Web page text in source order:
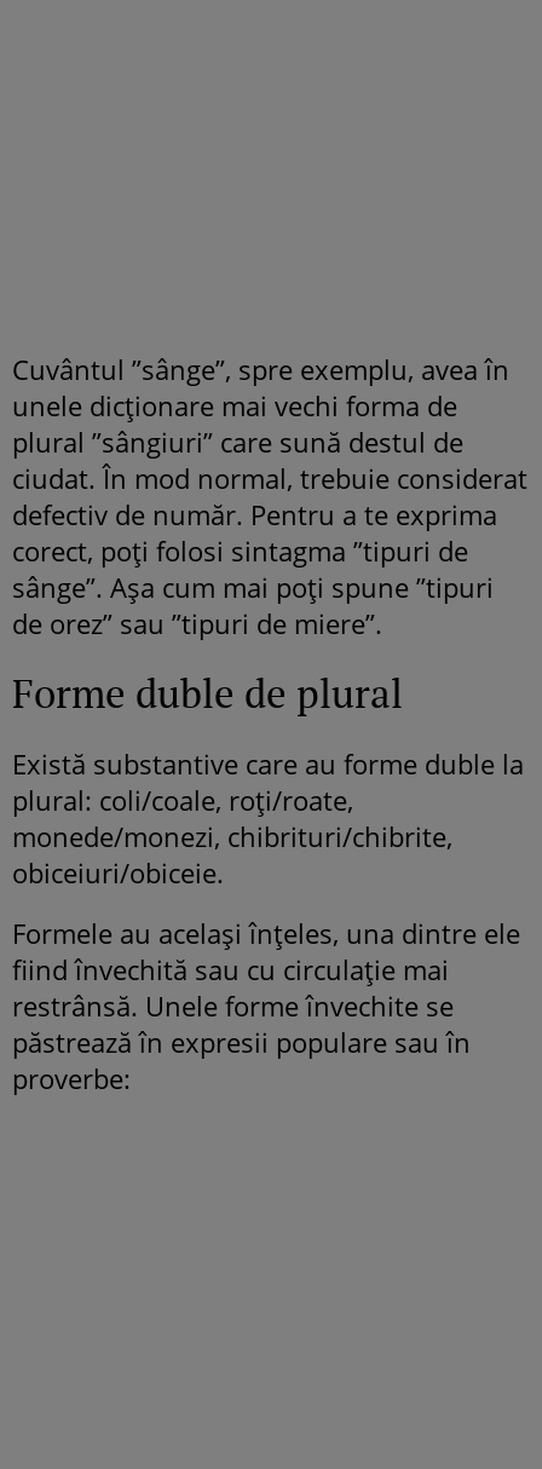
Cuvântul ”sânge”, spre exemplu, avea în
unele dicționare mai vechi forma de
plural ”sângiuri” care sună destul de
ciudat. În mod normal, trebuie considerat
defectiv de număr. Pentru a te exprima
corect, poți folosi sintagma ”tipuri de
sânge”. Așa cum mai poți spune ”tipuri
de orez” sau ”tipuri de miere”.
Forme duble de plural
Există substantive care au forme duble la
plural: coli/coale, roţi/roate,
monede/monezi, chibrituri/chibrite,
obiceiuri/obiceie.
Formele au acelaşi înţeles, una dintre ele
fiind învechită sau cu circulaţie mai
restrânsă. Unele forme învechite se
păstrează în expresii populare sau în
proverbe: